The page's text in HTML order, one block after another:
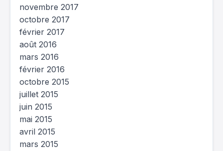
novembre 2017
octobre 2017
février 2017
août 2016
mars 2016
février 2016
octobre 2015
juillet 2015
juin 2015
mai 2015
avril 2015
mars 2015